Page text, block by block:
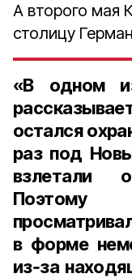
А второго мая
столицу
«В одном
остался
раз под
взлетали
Поэтому
в форме
из‑за